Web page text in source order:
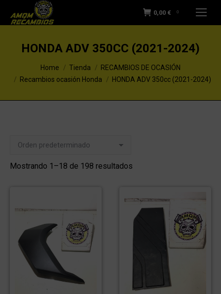
0,00 € 0
HONDA ADV 350CC (2021-2024)
You are here:Home Tienda
RECAMBIOS DE OCASIÓN
Recambios ocasión Honda
HONDA ADV 350cc (2021-2024)
Mostrando 1–18 de 198 resultados